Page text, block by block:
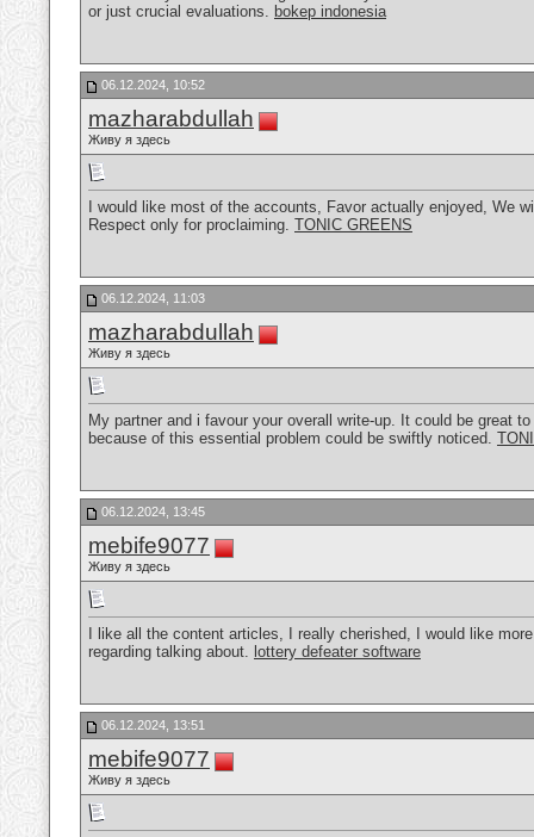
or just crucial evaluations. bokep indonesia
06.12.2024, 10:52
mazharabdullah
Живу я здесь
I would like most of the accounts, Favor actually enjoyed, We
Respect only for proclaiming. TONIC GREENS
06.12.2024, 11:03
mazharabdullah
Живу я здесь
My partner and i favour your overall write-up. It could be great
because of this essential problem could be swiftly noticed.
06.12.2024, 13:45
mebife9077
Живу я здесь
I like all the content articles, I really cherished, I would like
regarding talking about. lottery defeater software
06.12.2024, 13:51
mebife9077
Живу я здесь